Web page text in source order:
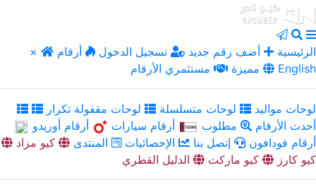
× الرئيسية أضف رقم جديد تسجيل الدخول
أرقام
مميزة
مستثمري الأرقام English
لوحات مواليد لوحات متسلسلة
لوحات مقفولة تكرار
أحدث الأرقام
مطلوب أرقام سيارات
أرقام أوريدو
أرقام فودافون
إتصل بنا الإحصائيات المنتدى
كيو مزاد
كيو كارز
كيو ماركت الدليل القطري